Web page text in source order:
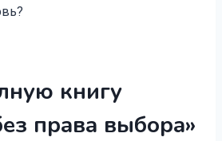
книгу
права выбора»